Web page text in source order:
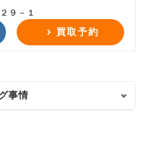
９－１
買取予約
事情